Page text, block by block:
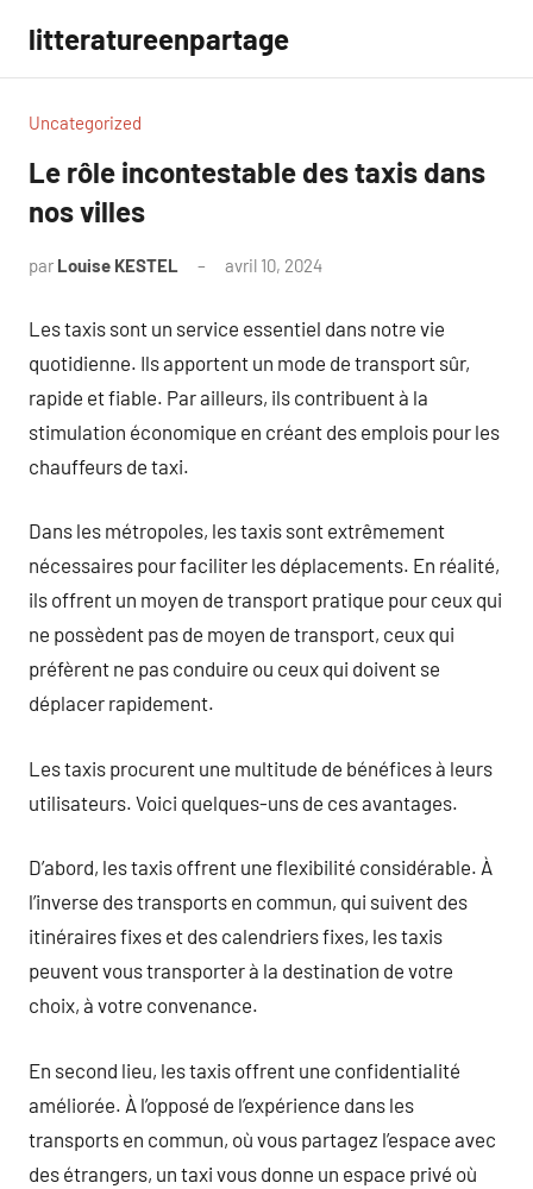
contenu
litteratureenpartage
Uncategorized
Le rôle incontestable des taxis dans
nos villes
par Louise KESTEL avril 10, 2024
Les taxis sont un service essentiel dans notre vie
quotidienne. Ils apportent un mode de transport sûr,
rapide et fiable. Par ailleurs, ils contribuent à la
stimulation économique en créant des emplois pour les
chauffeurs de taxi.
Dans les métropoles, les taxis sont extrêmement
nécessaires pour faciliter les déplacements. En réalité,
ils offrent un moyen de transport pratique pour ceux qui
ne possèdent pas de moyen de transport, ceux qui
préfèrent ne pas conduire ou ceux qui doivent se
déplacer rapidement.
Les taxis procurent une multitude de bénéfices à leurs
utilisateurs. Voici quelques-uns de ces avantages.
D’abord, les taxis offrent une flexibilité considérable. À
l’inverse des transports en commun, qui suivent des
itinéraires fixes et des calendriers fixes, les taxis
peuvent vous transporter à la destination de votre
choix, à votre convenance.
En second lieu, les taxis offrent une confidentialité
améliorée. À l’opposé de l’expérience dans les
transports en commun, où vous partagez l’espace avec
des étrangers, un taxi vous donne un espace privé où